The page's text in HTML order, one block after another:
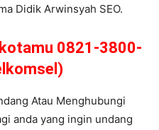
Didik Arwinsyah SEO.
0821-3800-
Atau Menghubungi
anda yang ingin undang